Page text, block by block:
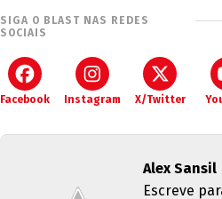
SIGA O BLAST NAS REDES
SOCIAIS
Facebook Instagram X/Twitter
Alex Sansil
Escreve